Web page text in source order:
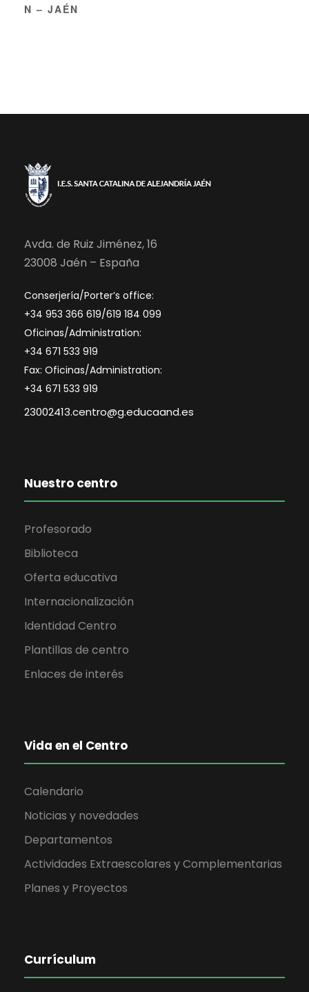
N – JAÉN
Avda. de Ruiz Jiménez, 16
23008 Jaén – España
Conserjería/Porter’s office:
+34 953 366 619/619 184 099
Oficinas/Administration:
+34 671 533 919
Fax: Oficinas/Administration:
+34 671 533 919
23002413.centro@g.educaand.es
Nuestro centro
Profesorado
Biblioteca
Oferta educativa
Internacionalización
Identidad Centro
Plantillas de centro
Enlaces de interés
Vida en el Centro
Calendario
Noticias y novedades
Departamentos
Actividades Extraescolares y Complementarias
Planes y Proyectos
Currículum